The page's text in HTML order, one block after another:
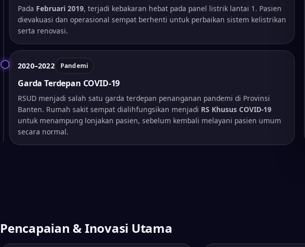
Pada Februari 2019, terjadi kebakaran hebat pada panel listrik lantai 1. Pasien
dievakuasi dan operasional sempat berhenti untuk perbaikan sistem kelistrikan
serta renovasi.
2020–2022 Pandemi
Garda Terdepan COVID-19
RSUD menjadi salah satu garda terdepan penanganan pandemi di Provinsi
Banten. Rumah sakit sempat dialihfungsikan menjadi RS Khusus COVID-19
untuk menampung lonjakan pasien, sebelum kembali melayani pasien umum
secara normal.
Pencapaian & Inovasi Utama